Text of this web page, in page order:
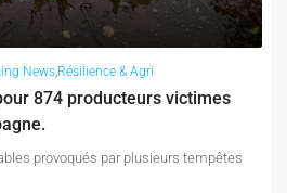
News,Résilience & Agri
874 producteurs victimes
provoqués par plusieurs tempêtes